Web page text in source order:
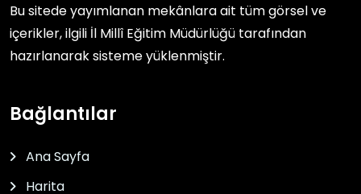
Bu sitede yayımlanan mekânlara ait tüm görsel ve
içerikler, ilgili İl Millî Eğitim Müdürlüğü tarafından
hazırlanarak sisteme yüklenmiştir.
Bağlantılar
Ana Sayfa
Harita